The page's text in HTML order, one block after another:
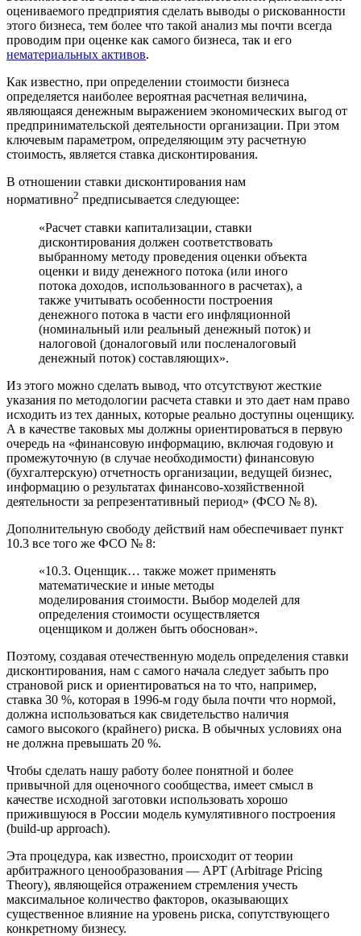
оцениваемого предприятия сделать выводы о рискованности
этого бизнеса, тем более что такой анализ мы почти всегда
проводим при оценке как самого бизнеса, так и его
нематериальных активов.
Как известно, при определении стоимости бизнеса
определяется наиболее вероятная расчетная величина,
являющаяся денежным выражением экономических выгод от
предпринимательской деятельности организации. При этом
ключевым параметром, определяющим эту расчетную
стоимость, является ставка дисконтирования.
В отношении ставки дисконтирования нам
нормативно2 предписывается следующее:
«Расчет ставки капитализации, ставки
дисконтирования должен соответствовать
выбранному методу проведения оценки объекта
оценки и виду денежного потока (или иного
потока доходов, использованного в расчетах), а
также учитывать особенности построения
денежного потока в части его инфляционной
(номинальный или реальный денежный поток) и
налоговой (доналоговый или посленалоговый
денежный поток) составляющих».
Из этого можно сделать вывод, что отсутствуют жесткие
указания по методологии расчета ставки и это дает нам право
исходить из тех данных, которые реально доступны оценщику.
А в качестве таковых мы должны ориентироваться в первую
очередь на «финансовую информацию, включая годовую и
промежуточную (в случае необходимости) финансовую
(бухгалтерскую) отчетность организации, ведущей бизнес,
информацию о результатах финансово-хозяйственной
деятельности за репрезентативный период» (ФСО № 8).
Дополнительную свободу действий нам обеспечивает пункт
10.3 все того же ФСО № 8:
«10.3. Оценщик… также может применять
математические и иные методы
моделирования стоимости. Выбор моделей для
определения стоимости осуществляется
оценщиком и должен быть обоснован».
Поэтому, создавая отечественную модель определения ставки
дисконтирования, нам с самого начала следует забыть про
страновой риск и ориентироваться на то что, например,
ставка 30 %, которая в 1996-м году была почти что нормой,
должна использоваться как свидетельство наличия
самого высокого (крайнего) риска. В обычных условиях она
не должна превышать 20 %.
Чтобы сделать нашу работу более понятной и более
привычной для оценочного сообщества, имеет смысл в
качестве исходной заготовки использовать хорошо
прижившуюся в России модель кумулятивного построения
(build-up approach).
Эта процедура, как известно, происходит от теории
арбитражного ценообразования — АРТ (Arbitrage Pricing
Theory), являющейся отражением стремления учесть
максимальное количество факторов, оказывающих
существенное влияние на уровень риска, сопутствующего
конкретному бизнесу.